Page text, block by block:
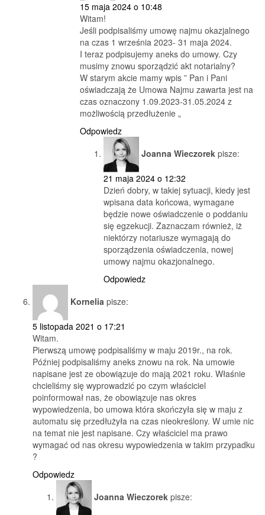
15 maja 2024 o 10:48
Witam!
Jeśli podpisaliśmy umowę najmu okazjalnego
na czas 1 września 2023- 31 maja 2024.
I teraz podpisujemy aneks do umowy. Czy
musimy znowu sporządzić akt notarialny?
W starym akcie mamy wpis ” Pan i Pani
oświadczają że Umowa Najmu zawarta jest na
czas oznaczony 1.09.2023-31.05.2024 z
możliwością przedłużenie „
Odpowiedz
Joanna Wieczorek pisze:
21 maja 2024 o 12:32
Dzień dobry, w takiej sytuacji, kiedy jest
wpisana data końcowa, wymagane
będzie nowe oświadczenie o poddaniu
się egzekucji. Zaznaczam również, iż
niektórzy notariusze wymagają do
sporządzenia oświadczenia, nowej
umowy najmu okazjonalnego.
Odpowiedz
Kornelia pisze:
5 listopada 2021 o 17:21
Witam.
Pierwszą umowę podpisaliśmy w maju 2019r., na rok.
Później podpisaliśmy aneks znowu na rok. Na umowie
napisane jest ze obowiązuje do mają 2021 roku. Właśnie
chcieliśmy się wyprowadzić po czym właściciel
poinformował nas, że obowiązuje nas okres
wypowiedzenia, bo umowa która skończyła się w maju z
automatu się przedłużyła na czas nieokreślony. W umie nic
na temat nie jest napisane. Czy właściciel ma prawo
wymagać od nas okresu wypowiedzenia w takim przypadku
?
Odpowiedz
Joanna Wieczorek pisze: